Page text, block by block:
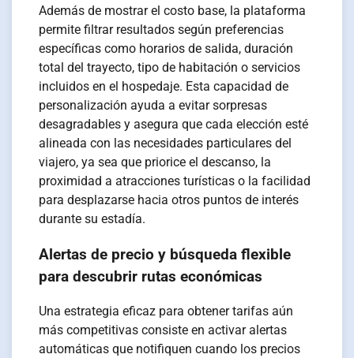
Además de mostrar el costo base, la plataforma
permite filtrar resultados según preferencias
específicas como horarios de salida, duración
total del trayecto, tipo de habitación o servicios
incluidos en el hospedaje. Esta capacidad de
personalización ayuda a evitar sorpresas
desagradables y asegura que cada elección esté
alineada con las necesidades particulares del
viajero, ya sea que priorice el descanso, la
proximidad a atracciones turísticas o la facilidad
para desplazarse hacia otros puntos de interés
durante su estadía.
Alertas de precio y búsqueda flexible
para descubrir rutas económicas
Una estrategia eficaz para obtener tarifas aún
más competitivas consiste en activar alertas
automáticas que notifiquen cuando los precios